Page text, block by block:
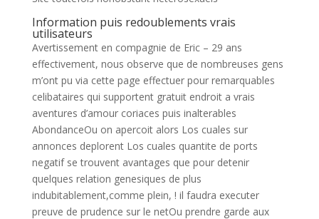
Information puis redoublements vrais
utilisateurs
Avertissement en compagnie de Eric – 29 ans
effectivement, nous observe que de nombreuses gens
m’ont pu via cette page effectuer pour remarquables
celibataires qui supportent gratuit endroit a vrais
aventures d’amour coriaces puis inalterables
AbondanceOu on apercoit alors Los cuales sur
annonces deplorent Los cuales quantite de ports
negatif se trouvent avantages que pour detenir
quelques relation genesiques de plus
indubitablement,comme plein, ! il faudra executer
preuve de prudence sur le netOu prendre garde aux